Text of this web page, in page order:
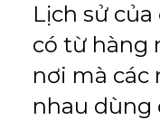
Lịch sử
có từ hàng
nơi mà các
nhau dùng